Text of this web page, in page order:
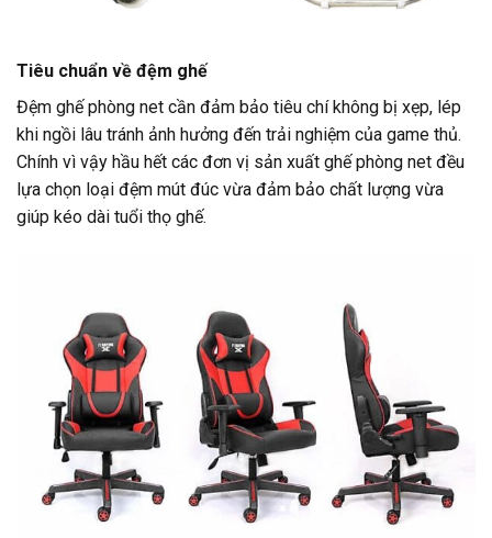
Tiêu chuẩn về đệm ghế
Đệm ghế phòng net cần đảm bảo tiêu chí không bị xẹp, lép
khi ngồi lâu tránh ảnh hưởng đến trải nghiệm của game thủ.
Chính vì vậy hầu hết các đơn vị sản xuất ghế phòng net đều
lựa chọn loại đệm mút đúc vừa đảm bảo chất lượng vừa
giúp kéo dài tuổi thọ ghế.